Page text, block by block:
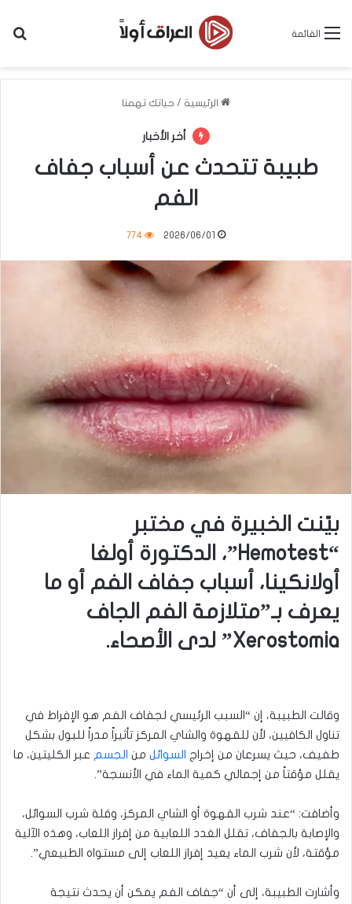
القائمة
الرئيسية / حياتك تهمنا
أخر الأخبار
طبيبة تتحدث عن أسباب جفاف
الفم
2026/06/01
774
بيّنت الخبيرة في مختبر
“Hemotest”، الدكتورة أولغا
أولانكينا، أسباب جفاف الفم أو ما
يعرف بـ”متلازمة الفم الجاف
Xerostomia” لدى الأصحاء.
وقالت الطبيبة، إن “السبب الرئيسي لجفاف الفم هو الإفراط في
تناول الكافيين، لأن للقهوة والشاي المركز تأثيراً مدراً للبول بشكل
طفيف، حيث يسرعان من إخراج
السوائل من الجسم عبر الكليتين، ما
يقلل مؤقتاً من إجمالي كمية الماء في الأنسجة”.
وأضافت: “عند شرب القهوة أو الشاي المركز، وقلة شرب السوائل،
والإصابة بالجفاف، تقلل الغدد اللعابية من إفراز اللعاب، وهذه الآلية
مؤقتة، لأن شرب الماء يعيد إفراز اللعاب إلى مستواه الطبيعي”.
وأشارت الطبيبة، إلى أن “جفاف الفم يمكن أن يحدث نتيجة